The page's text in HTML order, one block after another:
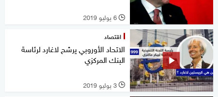
l 6 يوليو 2019
اقتصاد
الاتحاد الأوروبي يرشح لاغارد لرئاسة
البنك المركزي
l 3 يوليو 2019